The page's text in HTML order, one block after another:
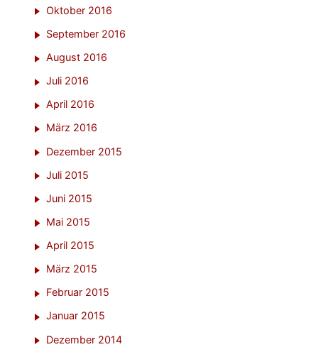
Oktober 2016
September 2016
August 2016
Juli 2016
April 2016
März 2016
Dezember 2015
Juli 2015
Juni 2015
Mai 2015
April 2015
März 2015
Februar 2015
Januar 2015
Dezember 2014